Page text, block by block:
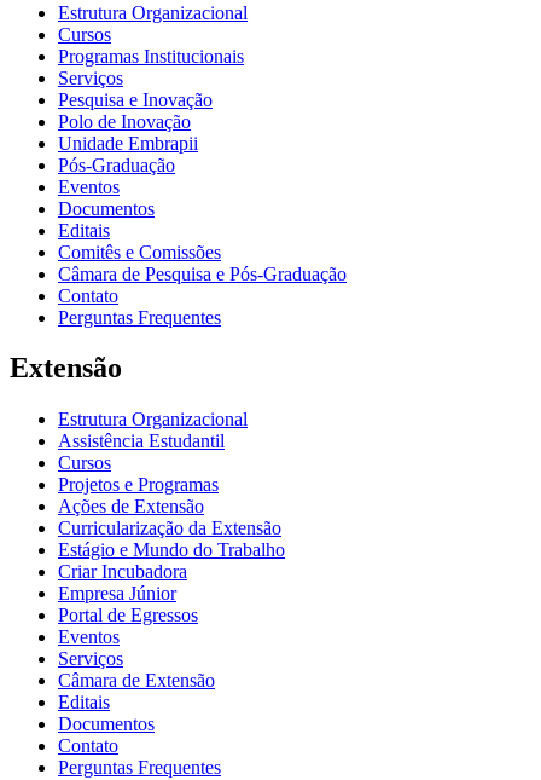
Estrutura Organizacional
Cursos
Programas Institucionais
Serviços
Pesquisa e Inovação
Polo de Inovação
Unidade Embrapii
Pós-Graduação
Eventos
Documentos
Editais
Comitês e Comissões
Câmara de Pesquisa e Pós-Graduação
Contato
Perguntas Frequentes
Extensão
Estrutura Organizacional
Assistência Estudantil
Cursos
Projetos e Programas
Ações de Extensão
Curricularização da Extensão
Estágio e Mundo do Trabalho
Criar Incubadora
Empresa Júnior
Portal de Egressos
Eventos
Serviços
Câmara de Extensão
Editais
Documentos
Contato
Perguntas Frequentes